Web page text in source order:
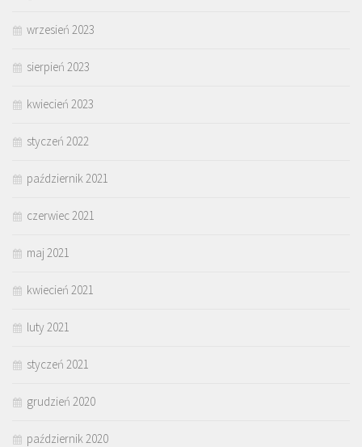
wrzesień 2023
sierpień 2023
kwiecień 2023
styczeń 2022
październik 2021
czerwiec 2021
maj 2021
kwiecień 2021
luty 2021
styczeń 2021
grudzień 2020
październik 2020